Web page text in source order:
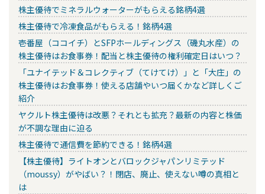
株主優待でミネラルウォーターがもらえる銘柄4選
株主優待で冷凍食品がもらえる！銘柄4選
壱番屋（ココイチ）とSFPホールディングス（磯丸水産）の
株主優待はお食事券！配当と株主優待の権利確定日はいつ？
「ユナイテッド＆コレクティブ（てけてけ）」と「大庄」の
株主優待はお食事券！使える店舗やいつ届くかなど詳しくご
紹介
ヤクルト株主優待は改悪？それとも拡充？最新の内容と株価
が不調な理由に迫る
株主優待で通信費を節約できる！銘柄4選
【株主優待】ライトオンとバロックジャパンリミテッド
（moussy）がやばい？！閉店、廃止、使えない噂の真相と
は